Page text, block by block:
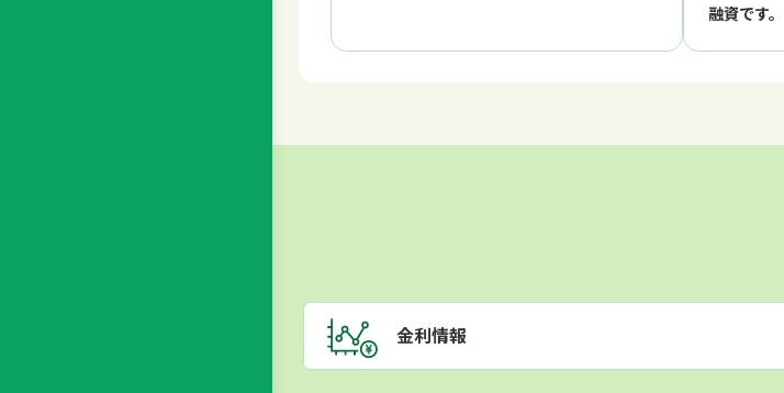
融資です。
金利情報